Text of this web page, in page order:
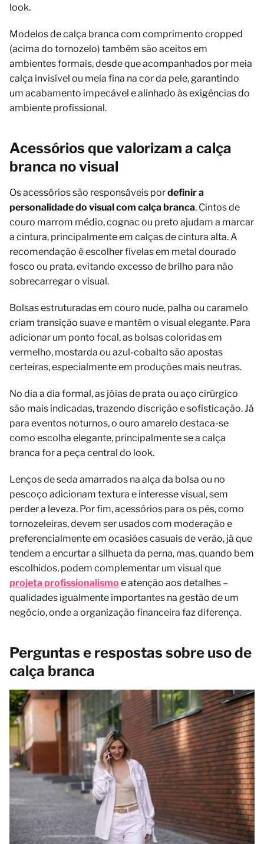
look.
Modelos de calça branca com comprimento cropped
(acima do tornozelo) também são aceitos em
ambientes formais, desde que acompanhados por meia
calça invisível ou meia fina na cor da pele, garantindo
um acabamento impecável e alinhado às exigências do
ambiente profissional.
Acessórios que valorizam a calça
branca no visual
Os acessórios são responsáveis pordefinir a
personalidade do visual com calça branca. Cintos de
couro marrom médio, cognac ou preto ajudam a marcar
a cintura, principalmente em calças de cintura alta. A
recomendação é escolher fivelas em metal dourado
fosco ou prata, evitando excesso de brilho para não
sobrecarregar o visual.
Bolsas estruturadas em couro nude, palha ou caramelo
criam transição suave e mantêm o visual elegante. Para
adicionar um ponto focal, as bolsas coloridas em
vermelho, mostarda ou azul-cobalto são apostas
certeiras, especialmente em produções mais neutras.
No dia a dia formal, as jóias de prata ou aço cirúrgico
são mais indicadas, trazendo discrição e sofisticação. Já
para eventos noturnos, o ouro amarelo destaca-se
como escolha elegante, principalmente se a calça
branca for a peça central do look.
Lenços de seda amarrados na alça da bolsa ou no
pescoço adicionam textura e interesse visual, sem
perder a leveza. Por fim, acessórios para os pés, como
tornozeleiras, devem ser usados com moderação e
preferencialmente em ocasiões casuais de verão, já que
tendem a encurtar a silhueta da perna, mas, quando bem
escolhidos, podem complementar um visual que
projeta profissionalismo e atenção aos detalhes –
qualidades igualmente importantes na gestão de um
negócio, onde a organização financeira faz diferença.
Perguntas e respostas sobre uso de
calça branca